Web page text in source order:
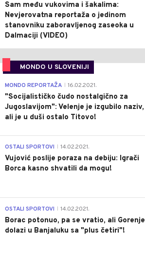
Sam među vukovima i šakalima:
Nevjerovatna reportaža o jedinom
stanovniku zaboravljenog zaseoka u
Dalmaciji (VIDEO)
MONDO U SLOVENIJI
MONDO REPORTAŽA 16.02.2021.
"Socijalističko čudo nostalgično za
Jugoslavijom": Velenje je izgubilo naziv,
ali je u duši ostalo Titovo!
OSTALI SPORTOVI 14.02.2021.
Vujović poslije poraza na debiju: Igrači
Borca kasno shvatili da mogu!
OSTALI SPORTOVI 14.02.2021.
Borac potonuo, pa se vratio, ali Gorenje
dolazi u Banjaluku sa "plus četiri"!